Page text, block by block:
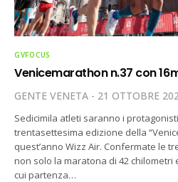
GVFOCUS
Venicemarathon n.37 con
GENTE VENETA 21 OTTOBRE
Sedicimila atleti saranno i
trentasettesima edizione della
quest’anno Wizz Air. Confermate le
non solo la maratona di 42 chilometri
cui partenza…